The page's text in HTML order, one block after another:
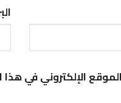
الإلكتروني في